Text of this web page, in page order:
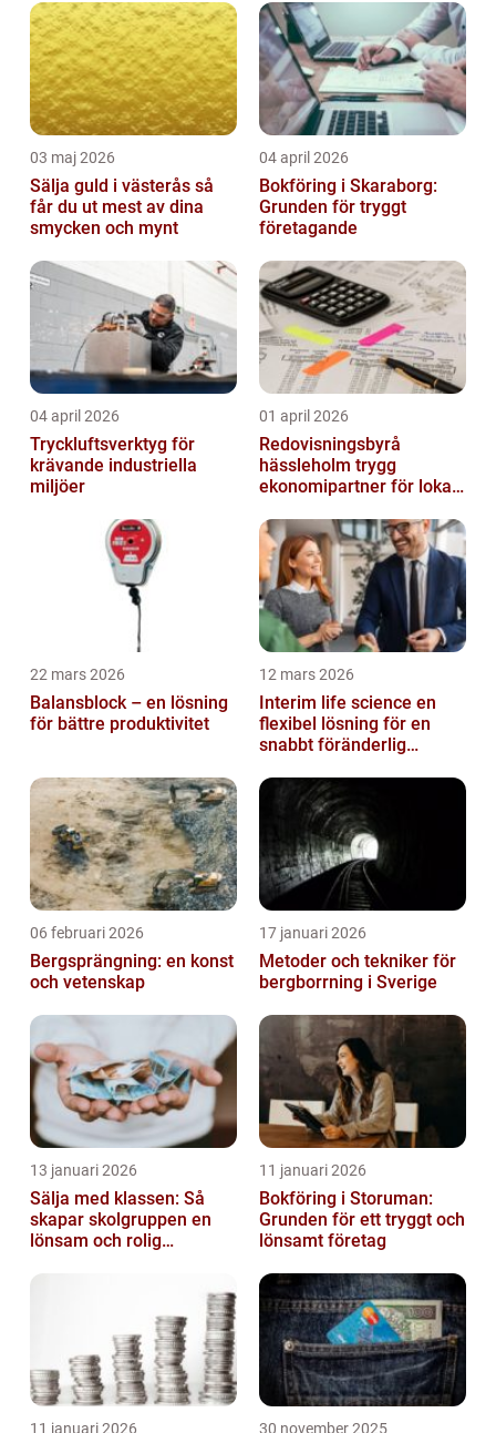
investerarnas sentiment. Genom ...
03 maj 2026
Sälja guld i västerås så
får du ut mest av dina
smycken och mynt
04 april 2026
Bokföring i Skaraborg:
Grunden för tryggt
företagande
04 april 2026
Tryckluftsverktyg för
krävande industriella
miljöer
01 april 2026
Redovisningsbyrå
hässleholm trygg
ekonomipartner för lokala
22 mars 2026
Balansblock – en lösning
för bättre produktivitet
12 mars 2026
Interim life science en
flexibel lösning för en
snabbt föränderlig
06 februari 2026
Bergsprängning: en konst
och vetenskap
17 januari 2026
Metoder och tekniker för
bergborrning i Sverige
13 januari 2026
Sälja med klassen: Så
skapar skolgruppen en
lönsam och rolig
11 januari 2026
Bokföring i Storuman:
Grunden för ett tryggt och
lönsamt företag
11 januari 2026 30 november 2025